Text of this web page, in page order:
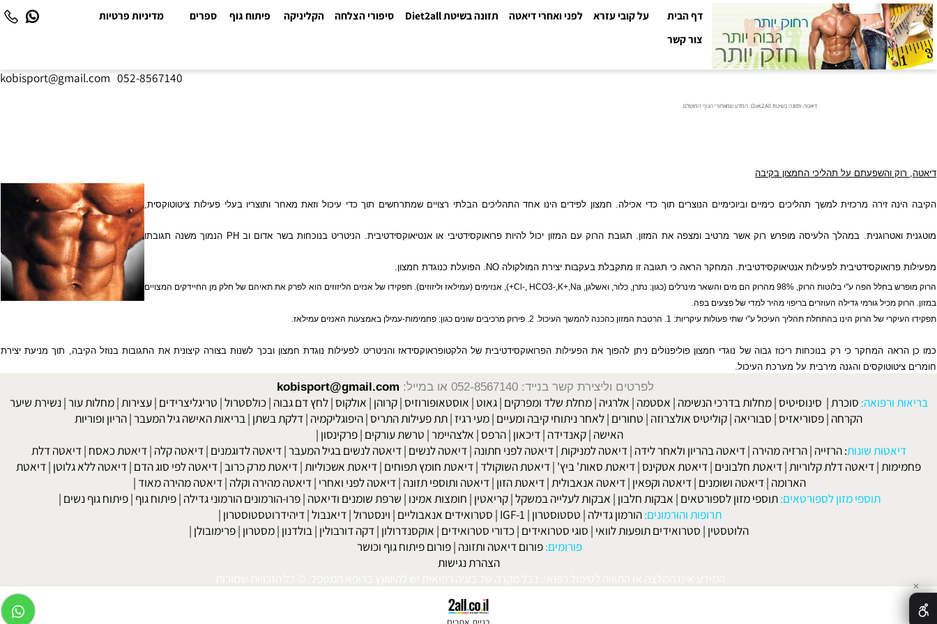
דף הבית על קובי עזרא לפני ואחרי דיאטה תזונה בשיטת Diet2all סיפורי הצלחה הקליניקה פיתוח גוף ספרים מדיניות פרטיות
צור קשר
kobisport@gmail.com |052-8567140
דיאטה ותזונה בשיטת Diet2All: המדע שמאחורי הגוף המושלם.
והשפעתם על תהליכי החמצון בקיבה
מכיל גורמי גדילה העוזרים בריפוי מהיר למדי של פצעים בפה.
המחקר כי רק בנוכחות ריכוז גבוה של נוגדי חמצון פוליפנולים ניתן להפוך את הפעילות הפרואוקסידטיבית של הלקטופראוקסידאז והניטריט לפעילות נוגדת חמצון ובכך לשנות בצורה קיצונית את התגובות בנוזל הקיבה, תוך מניעת יצירת
לפרטים וליצירת קשר בנייד: 052-8567140 או במייל:kobisport@gmail.com
|סינוסיטיס|מחלות בדרכי הנשימה|אסטמה|אלרגיה|מחלת שלד ומפרקים |גאוט |אוסטאופורוזיס|קרוהן|אולקוס|לחץ דם גבוה|כולסטרול|טריגליצרידים|עצירות|מחלות עור
לאחר ניתוחי קיבה ומעיים| מעי רגיז |תת פעילות התריס|היפוגליקמיה|
האישה|קאנדידה|דיכאון|הרפס |אלצהיימר|טרשת עורקים|פרקינסון|
שונות: הרזייה|הרזיה מהירה |דיאטה בהריון ולאחר לידה|דיאטה למניקות|דיאטה לפני חתונה|דיאטה לנשים|דיאטה לנשים בגיל המעבר |דיאטה לדוגמנים |דיאטה קלה|דיאטת כאסח|דיאטה דלת
דיאטת חלבונים|דיאטת אטקינס| דיאטת סאות' ביץ'|דיאטת השוקולד|דיאטת חומץ תפוחים|דיאטת אשכוליות |דיאטת מרק כרוב| דיאטה לפי סוג הדם|
הארומה|דיאטה ושומנים|דיאטה וקפאין|דיאטה אנאבולית|דיאטת הזון|דיאטה ותוספי תזונה|דיאטה לפני ואחרי|דיאטה מהירה וקלה|דיאטה מהירה מאוד|
תוספי מזון לספורטאים|אבקות חלבון|אבקות לעלייה במשקל| קריאטין |חומצות אמינו|שרפת שומנים ודיאטה|פרו-הורמונים הורמוני גדילה
תרופות והורמונים: הורמון גדילה|טסטוסטרון|
IGF-1
|סטרואידים אנאבוליים|וינסטרול|דיאנבול| דיהידרוטסטוסטרון|
סוגי סטרואידים|כדורי סטרואידים|אוקסנדרולון|דקה דורבולין
פורום דיאטה ותזונה |פורום פיתוח גוף וכושר
המידע אינו המלצה או התוויה לטיפול רפואי. בכל מקרה של בעיה רפואית יש להיוועץ ברופא המטפל. © כל הזכויות שמורות.